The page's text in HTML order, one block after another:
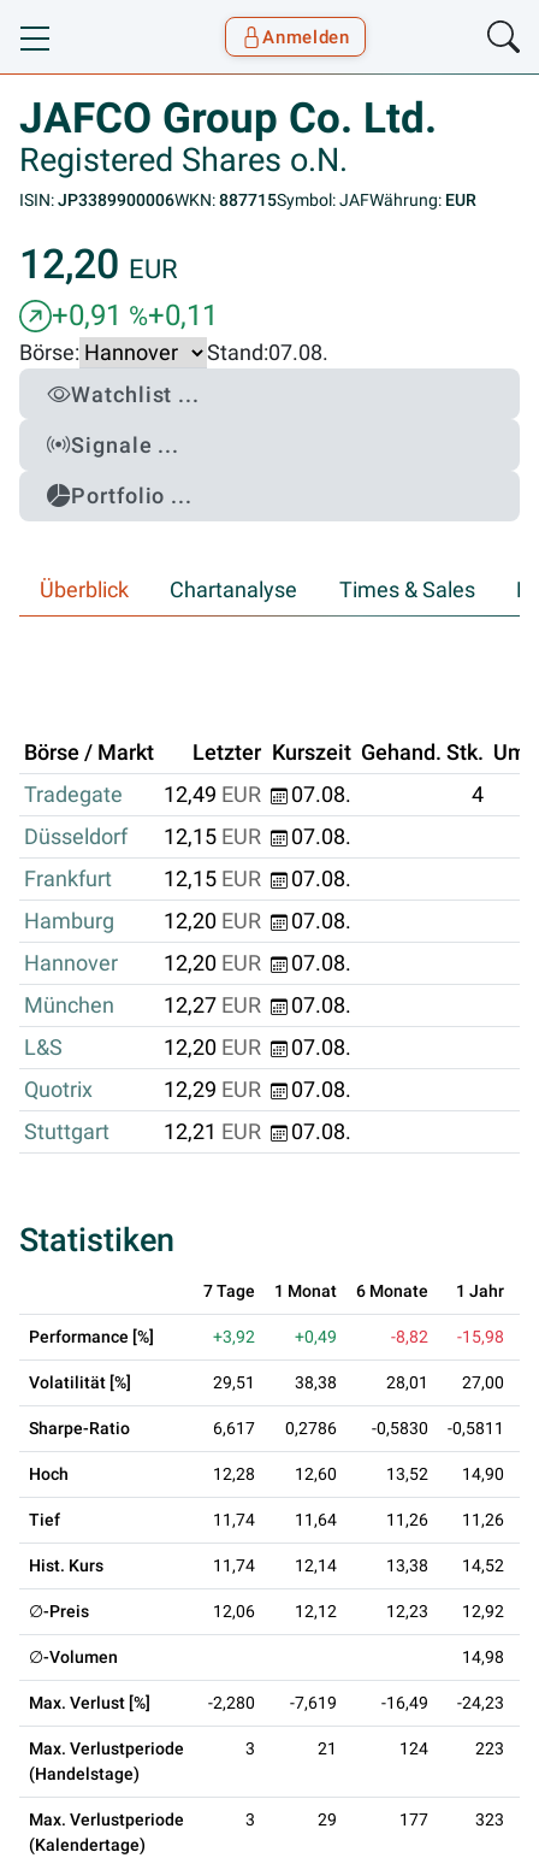
Toggle navigation
Anmelden
JAFCO Group Co. Ltd.
Registered Shares o.N.
ISIN:JP3389900006WKN:887715Symbol: JAFWährung: EUR
12,20 EUR
+0,91 %+0,11
Börse: Stand:07.08.
Watchlist ...
Signale ...
Portfolio ...
Überblick Chartanalyse Times & Sales
Börse / Markt Letzter Kurszeit Gehand. Stk.
Tradegate
12,49 EUR 07.08.
4
Düsseldorf
12,15 EUR
07.08.
Frankfurt
12,15 EUR
07.08.
Hamburg
12,20 EUR
07.08.
Hannover
12,20 EUR
07.08.
München
12,27 EUR
07.08.
L&S
12,20 EUR
07.08.
Quotrix
12,29 EUR
07.08.
Stuttgart
12,21 EUR 07.08.
Statistiken
7 Tage 1 Monat 6 Monate 1 Jahr
Performance [%] +3,92 +0,49 -8,82 -15,98
Volatilität [%] 29,51 38,38 28,01 27,00
Sharpe-Ratio 6,617 0,2786 -0,5830 -0,5811
Hoch 12,28 12,60 13,52 14,90
Tief 11,74 11,64 11,26 11,26
Hist. Kurs 11,74 12,14 13,38 14,52
∅-Preis 12,06 12,12 12,23 12,92
∅-Volumen 14,98
Max. Verlust [%] -2,280 -7,619 -16,49 -24,23
Max. Verlustperiode
(Handelstage)
3 21 124 223
Max. Verlustperiode
(Kalendertage)
3 29 177 323